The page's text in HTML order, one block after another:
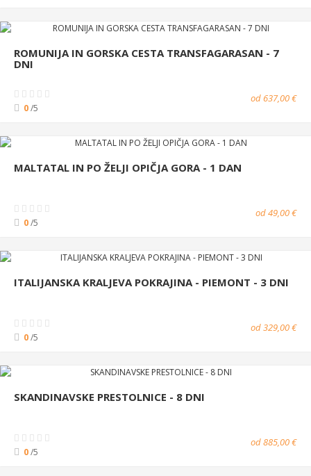
ROMUNIJA IN GORSKA CESTA TRANSFAGARASAN - 7
DNI
0/5
od 637,00 €
MALTATAL IN PO ŽELJI OPIČJA GORA - 1 DAN
0/5
od 49,00 €
ITALIJANSKA KRALJEVA POKRAJINA - PIEMONT - 3 DNI
0/5
od 329,00 €
SKANDINAVSKE PRESTOLNICE - 8 DNI
0/5
od 885,00 €